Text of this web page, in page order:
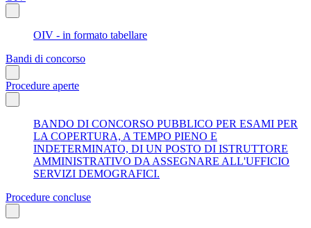
OIV - in formato tabellare
Bandi di concorso
Procedure aperte
BANDO DI CONCORSO PUBBLICO PER ESAMI PER
LA COPERTURA, A TEMPO PIENO E
INDETERMINATO, DI UN POSTO DI ISTRUTTORE
AMMINISTRATIVO DA ASSEGNARE ALL'UFFICIO
SERVIZI DEMOGRAFICI.
Procedure concluse